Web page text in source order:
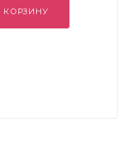
КОРЗИНУ